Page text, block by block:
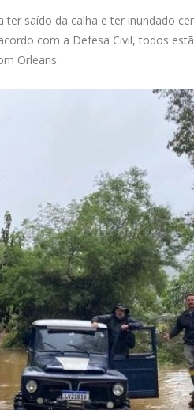
saído da calha e ter inundado
com a Defesa Civil, todos
Orleans.